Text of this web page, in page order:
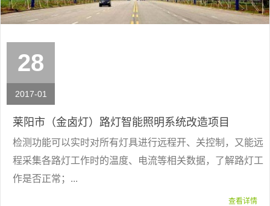
28
2017-01
莱阳市（金卤灯）路灯智能照明系统改造项目
检测功能可以实时对所有灯具进行远程开、关控制，又能远
程采集各路灯工作时的温度、电流等相关数据，了解路灯工
作是否正常；...
查看详情